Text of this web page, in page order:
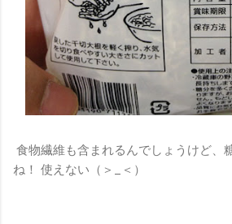
食物繊維も含まれるんでしょうけど、
ね！ 使えない（＞_＜）